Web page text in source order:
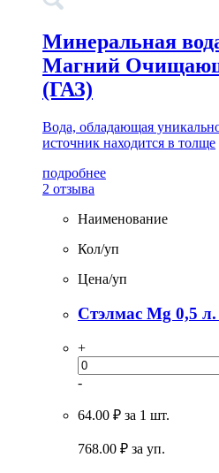
Минеральная
Магний
(ГАЗ)
Вода, обладающая
источник находится в толще
подробнее
2 отзыва
Наименование
Кол/уп
Цена/уп
Стэлмас Mg 0,5
+
-
64.00 ₽ за 1 шт.
768.00 ₽ за уп.